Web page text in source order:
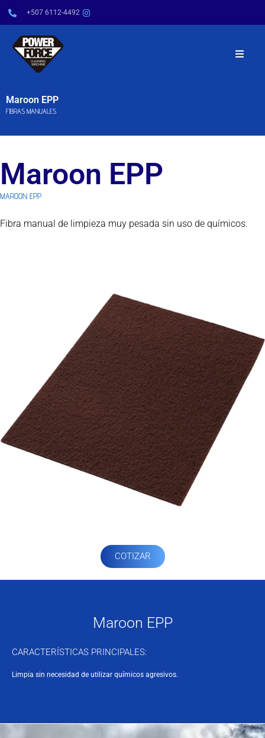
+507 6112-4492
SERVICIOS
POWER TIPS
Maroon EPP
FIBRAS MANUALES
Maroon EPP
MAROON EPP
Fibra manual de limpieza muy pesada sin uso de químicos.
COTIZAR
Maroon EPP
CARACTERÍSTICAS PRINCIPALES:
Limpia sin necesidad de utilizar químicos agresivos.